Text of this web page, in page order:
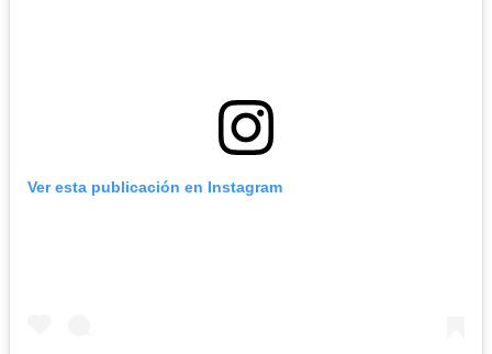
Ver esta publicación en Instagram